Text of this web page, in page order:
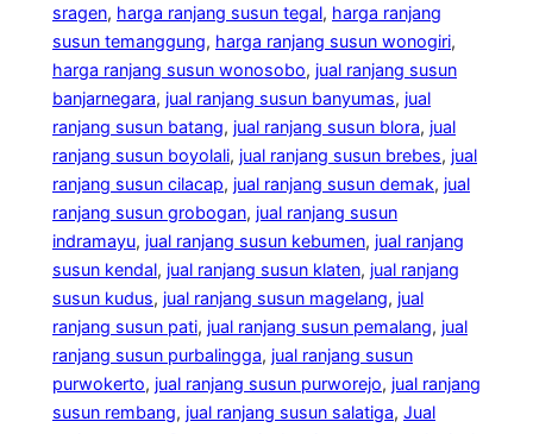
sragen, harga ranjang susun tegal, harga ranjang
susun temanggung, harga ranjang susun wonogiri
harga ranjang susun wonosobo, jual ranjang susun
banjarnegara, jual ranjang susun banyumas, jual
ranjang susun batang, jual ranjang susun blora, jual
ranjang susun boyolali, jual ranjang susun brebes, jual
ranjang susun cilacap, jual ranjang susun demak, jual
ranjang susun grobogan, jual ranjang susun
indramayu, jual ranjang susun kebumen, jual ranjang
susun kendal, jual ranjang susun klaten, jual ranjang
susun kudus, jual ranjang susun magelang, jual
ranjang susun pati, jual ranjang susun pemalang, jual
ranjang susun purbalingga, jual ranjang susun
purwokerto, jual ranjang susun purworejo, jual ranjang
susun rembang, jual ranjang susun salatiga, Jual